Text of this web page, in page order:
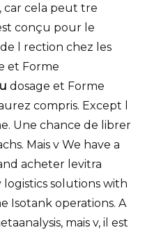
car cela peut tre
conçu pour le
l rection chez les
et Forme
dosage et Forme
compris. Except l
Une chance de librer
Mais v We have a
acheter levitra
solutions with
Isotank operations. A
mais v, il est